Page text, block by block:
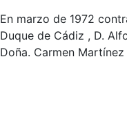
En marzo de 1972
Duque de Cádiz , D.
Doña. Carmen